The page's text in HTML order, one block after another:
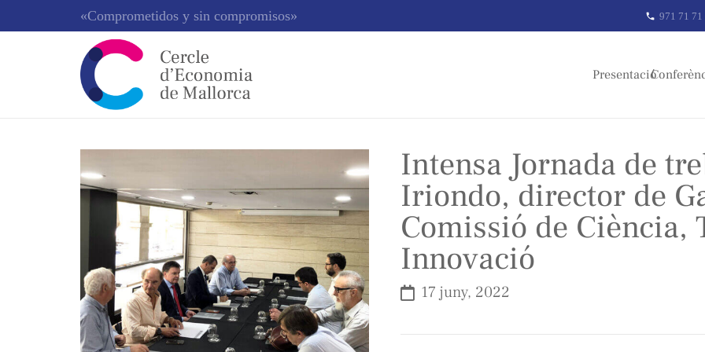
«Comprometidos y sin compromisos» phone 971 71 71
Presentació
Intensa Jornada de
Iriondo, director de
Comissió de Ciència,
Innovació
17 juny, 2022